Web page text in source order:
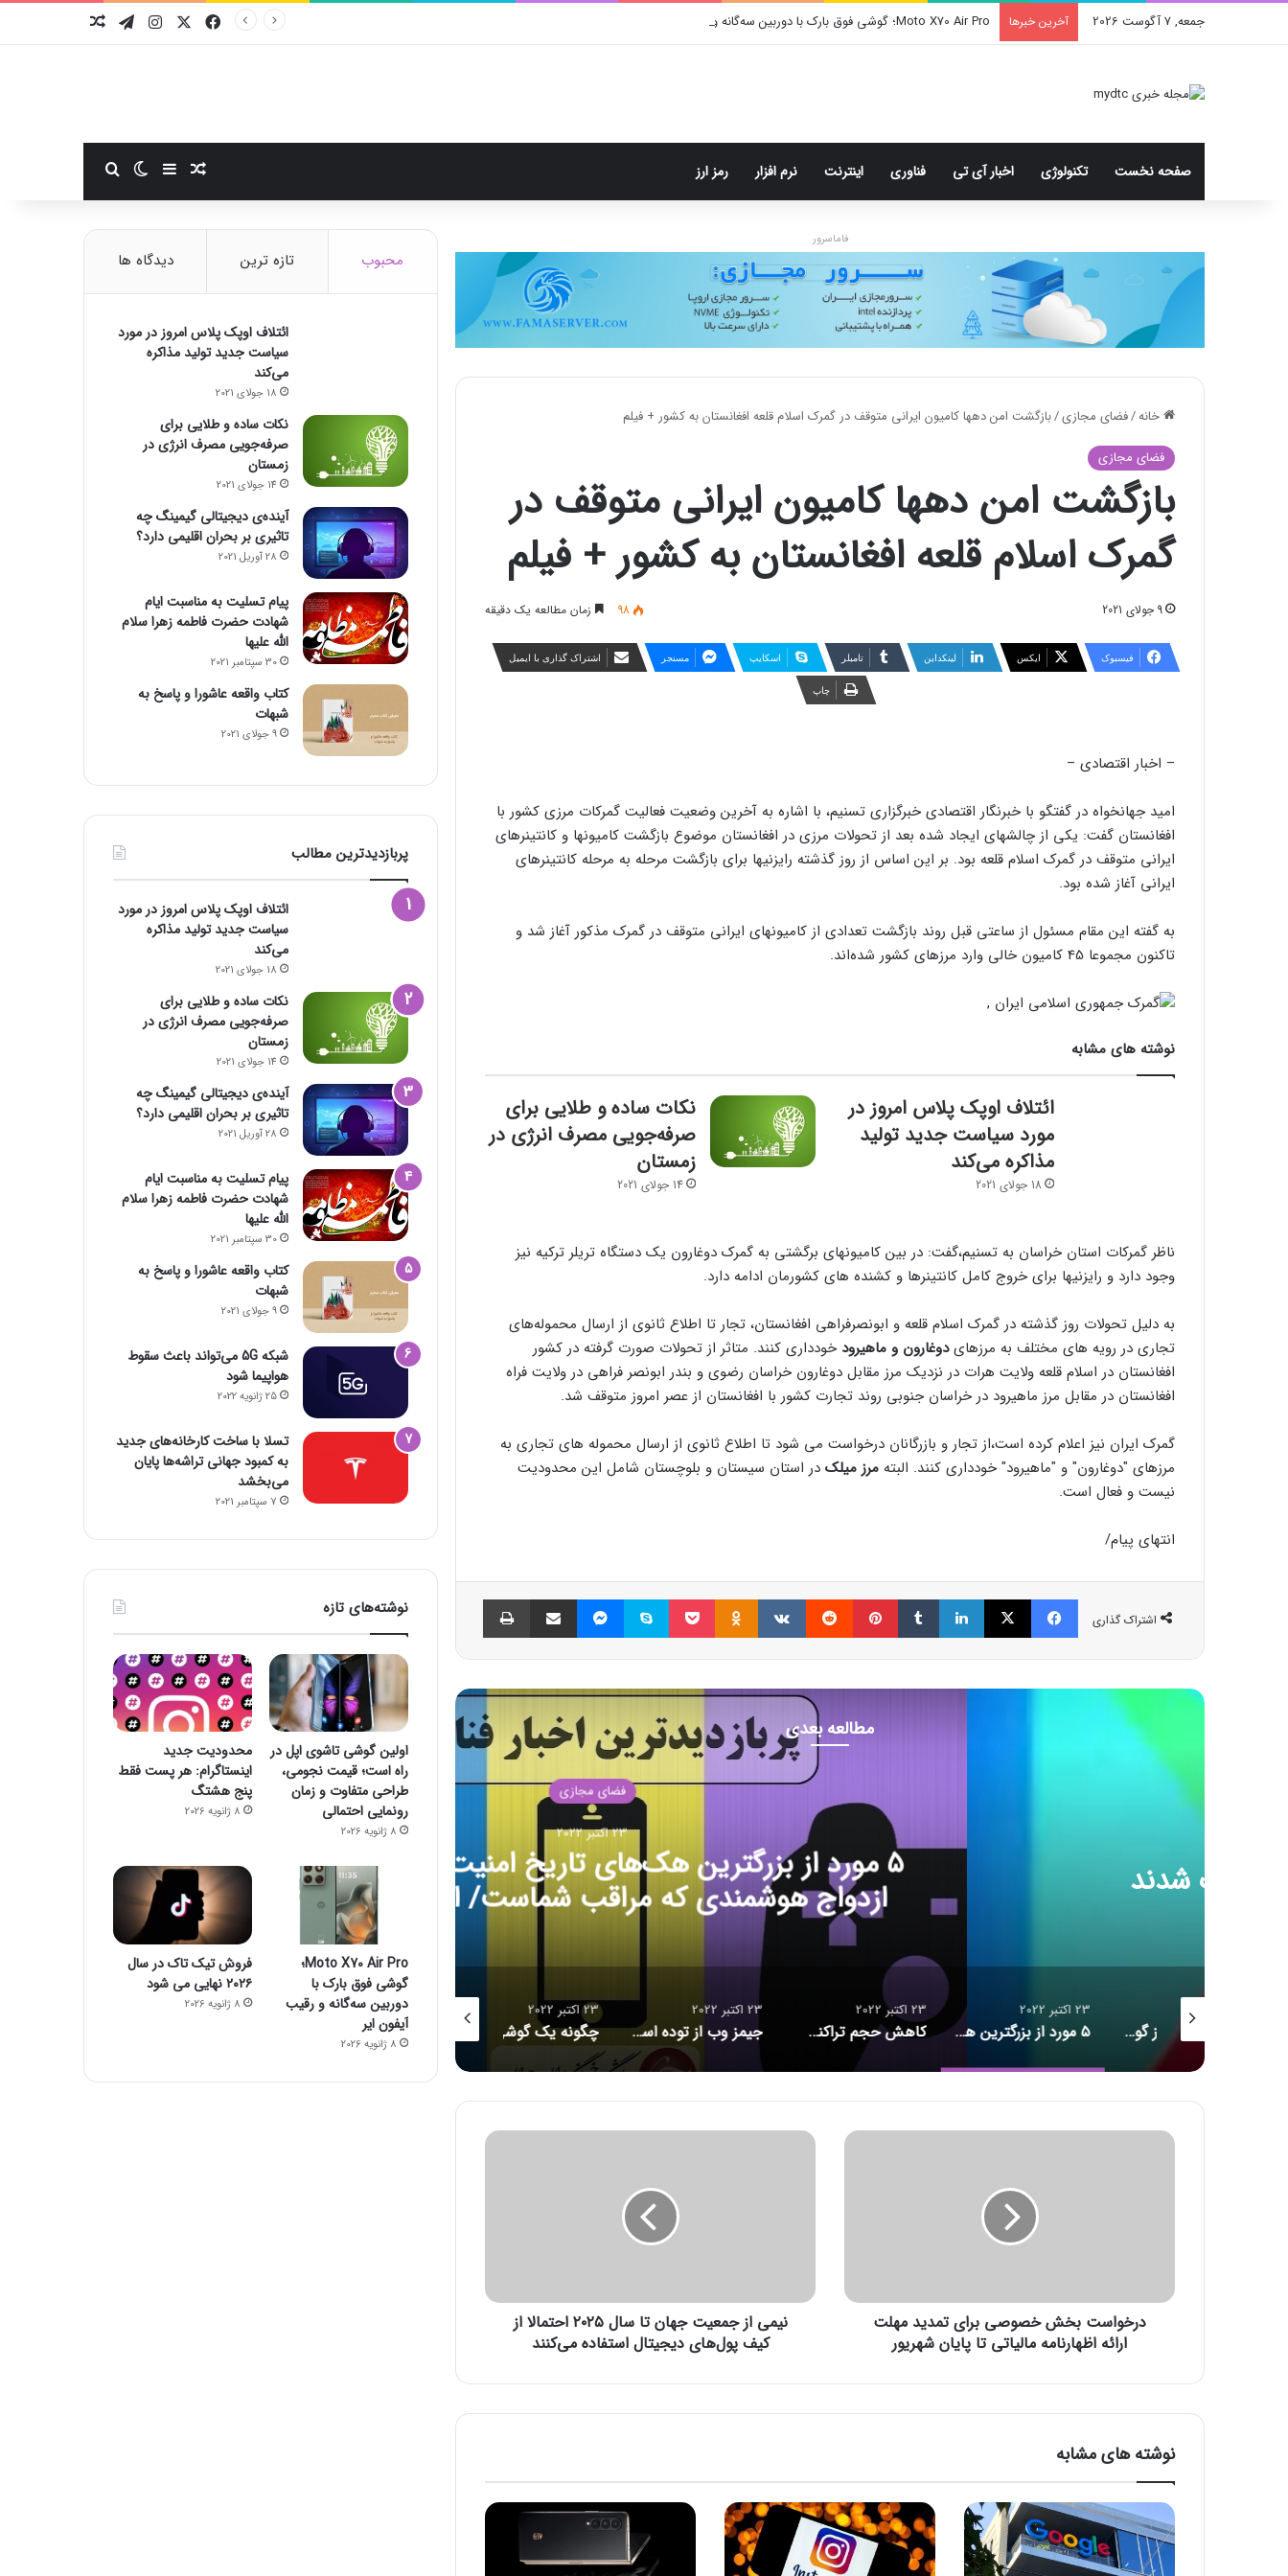
جمعه, 7 آگوست 2026 آخرین خبرها Moto X70 Air Pro؛ گوشی فوق بارک با دوربین سه‌گانه و رقیب آیفون ایر فیسبوکایکس اینستاگرام
تلگرام
صفحه نخست تکنولوژی اخبار آی تی فناوری اینترنت نرم افزار رمز ارز نوشته تصادفی
سایدبارتغییر پوسته
فاماسرور
خانه/فضای مجازی/بازگشت امن دهها کامیون ایرانی متوقف در گمرک اسلام قلعه افغانستان به کشور + فیلم
فضای مجازی
بازگشت امن دهها کامیون ایرانی متوقف در
گمرک اسلام قلعه افغانستان به کشور + فیلم
9 جولای 2021 98 زمان مطالعه یک دقیقه
فیسبوک ایکس لینکداین تامبلر اسکایپ مسنجر اشتراک گذاری با ایمیل
چاپ
– اخبار اقتصادی –
امید جهانخواه در گفتگو با خبرنگار اقتصادی خبرگزاری تسنیم، با اشاره به آخرین وضعیت فعالیت گمرکات مرزی کشور با
افغانستان گفت: یکی از چالشهای ایجاد شده بعد از تحولات مرزی در افغانستان موضوع بازگشت کامیونها و کانتینرهای
ایرانی متوقف در گمرک اسلام قلعه بود. بر این اساس از روز گذشته رایزنیها برای بازگشت مرحله به مرحله کانتینرهای
ایرانی آغاز شده بود.
به گفته این مقام مسئول از ساعتی قبل روند بازگشت تعدادی از کامیونهای ایرانی متوقف در گمرک مذکور آغاز شد و
تاکنون مجموعا 45 کامیون خالی وارد مرزهای کشور شده‌اند.
نوشته های مشابه
ائتلاف اوپک پلاس امروز در
مورد سیاست جدید تولید
مذاکره می‌کند
18 جولای 2021
نکات ساده و طلایی برای
صرفه‌جویی مصرف انرژی در
زمستان
14 جولای 2021
ناظر گمرکات استان خراسان به تسنیم،‌گفت: در بین کامیونهای برگشتی به گمرک دوغارون یک دستگاه تریلر ترکیه نیز
وجود دارد و رایزنیها برای خروج کامل کانتینرها و کشنده های کشورمان ادامه دارد.
به دلیل تحولات روز گذشته در گمرک اسلام قلعه و ابونصرفراهی افغانستان، تجار تا اطلاع ثانوی از ارسال محموله‌های
تجاری در رویه های مختلف به مرزهایدوغارون و ماهیرود خودداری کنند. متاثر از تحولات صورت گرفته در کشور
افغانستان در اسلام قلعه ولایت هرات در نزدیک مرز مقابل دوغارون خراسان رضوی و بندر ابونصر فراهی در ولایت فراه
افغانستان در مقابل مرز ماهیرود در خراسان جنوبی روند تجارت کشور با افغانستان از عصر امروز متوقف شد.
گمرک ایران نیز اعلام کرده است،‌از تجار و بازرگانان درخواست می شود تا اطلاع ثانوی از ارسال محموله های تجاری به
مرزهای "دوغارون" و "ماهیرود" خودداری کنند. البته مرز میلک در استان سیستان و بلوچستان شامل این محدودیت
نیست و فعال است.
انتهای پیام/
اشتراک گذاری
فیسبوک ایکس لینکداین تامبلر پینتریست Reddit
VKontakte
Odnoklassniki پاکت اسکایپ مسنجر اشتراک گذاری با ایمیل
مطالعه بعدی
فضای مجازی
۵ مورد از بزرگترین هک‌های تاریخ امنیت سایبری/ حلقه
ازدواج هوشمندی که مراقب شماست/ احتمال بازبینی
امنیتی آمریکا از قرارداد ماسک برای خرید توییتر
کاهش حجم تراکنش‌
۱۶ برنامه آلوده از گوگل پلی پاک شدند ۵ مورد از بزرگترین هک‌های تاریخ امنیت سایبری/ حلقه ازدواج هوشمندی که مراقب شماست/ احتمال بازبینی امنیتی آمریکا از قرارداد ماسک برای خرید توییتر
23 اکتبر 2022
کاهش حجم تراکنش‌ توکن‌های متاورس جیمز وب از توده اسرار آمیز تصویربرداری کرد چگونه یک گوشی هوشمند می‌تواند خطر مرگ شما را پیش بینی کند؟
23 اکتبر 2022
د
خ
و
ر
ا
ی
ت
م
درخواست بخش خصوصی برای تمدید مهلت
ارائه اظهارنامه مالیاتی تا پایان شهریور
ن
ع
ه
س
ا
ل
۲
۰
نیمی از جمعیت جهان تا سال ۲۰۲۵ احتمالا از
کیف پول‌های دیجیتال استفاده می‌کنند
نوشته های مشابه
محبوب تازه ترین دیدگاه ها
ائتلاف اوپک پلاس امروز در مورد
سیاست جدید تولید مذاکره
می‌کند
18 جولای 2021
نکات ساده و طلایی برای
صرفه‌جویی مصرف انرژی در
زمستان
14 جولای 2021
آینده‌ی دیجیتالی گیمینگ چه
تاثیری بر بحران اقلیمی دارد؟
28 آوریل 2021
پیام تسلیت به مناسبت ایام
شهادت حضرت فاطمه زهرا سلام
الله علیها
30 سپتامبر 2021
کتاب واقعه عاشورا و پاسخ به
شبهات
9 جولای 2021
پربازدیدترین مطالب
ائتلاف اوپک پلاس امروز در مورد
سیاست جدید تولید مذاکره
می‌کند
18 جولای 2021
نکات ساده و طلایی برای
صرفه‌جویی مصرف انرژی در
زمستان
14 جولای 2021
آینده‌ی دیجیتالی گیمینگ چه
تاثیری بر بحران اقلیمی دارد؟
28 آوریل 2021
پیام تسلیت به مناسبت ایام
شهادت حضرت فاطمه زهرا سلام
الله علیها
30 سپتامبر 2021
کتاب واقعه عاشورا و پاسخ به
شبهات
9 جولای 2021
شبکه 5G می‌تواند باعث سقوط
هواپیما شود
25 ژانویه 2022
تسلا با ساخت کارخانه‌های جدید
به کمبود جهانی تراشه‌ها پایان
می‌بخشد
7 سپتامبر 2021
نوشته‌های تازه
اولین گوشی تاشوی اپل در
راه است؛ قیمت نجومی،
طراحی متفاوت و زمان
رونمایی احتمالی
8 ژانویه 2026
محدودیت جدید
اینستاگرام: هر پست فقط
پنج هشتگ
8 ژانویه 2026
Moto X70 Air Pro؛
گوشی فوق بارک با
دوربین سه‌گانه و رقیب
آیفون ایر
8 ژانویه 2026
فروش تیک تاک در سال
۲۰۲۶ نهایی می شود
8 ژانویه 2026